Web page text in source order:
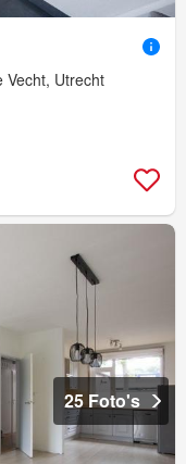
Vecht, Utrecht
25 Foto's